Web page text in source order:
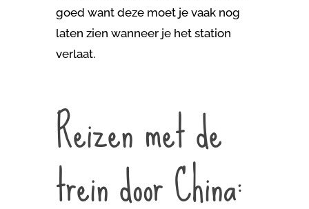
goed want deze moet je vaak nog
laten zien wanneer je het station
verlaat.
Reizen met de
trein door China: